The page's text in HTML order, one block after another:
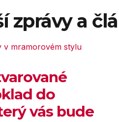
zprávy a
do
vás bude